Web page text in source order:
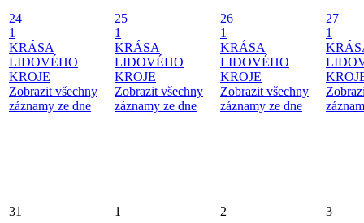
24
1
KRÁSA
LIDOVÉHO
KROJE
Zobrazit všechny
záznamy ze dne
25
1
KRÁSA
LIDOVÉHO
KROJE
Zobrazit všechny
záznamy ze dne
26
1
KRÁSA
LIDOVÉHO
KROJE
Zobrazit všechny
záznamy ze dne
27
1
31 1 2 3